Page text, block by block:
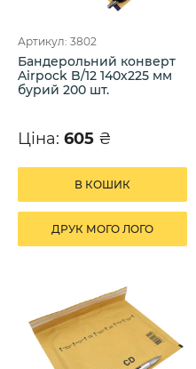
Артикул: 3802
Бандерольний конверт
Airpock B/12 140х225 мм
бурий 200 шт.
Ціна: 605 ₴
В КОШИК
ДРУК МОГО ЛОГО